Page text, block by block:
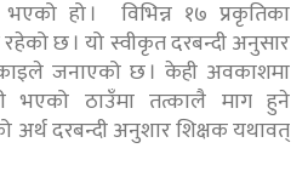
हो । विभिन्न १७ प्रकृतिका
छ । यो स्वीकृत दरबन्दी अनुसार
जनाएको छ । केही अवकाशमा
भएको ठाउँमा तत्कालै माग हुने
अर्थ दरबन्दी अनुशार शिक्षक यथावत्